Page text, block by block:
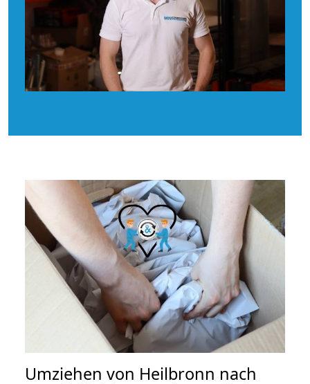
Umziehen von Heilbronn nach